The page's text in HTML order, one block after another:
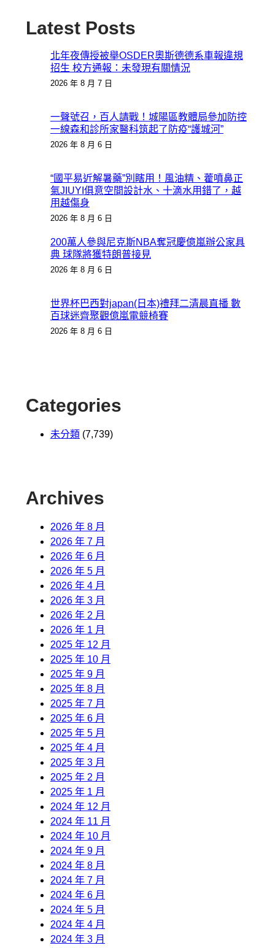
Latest Posts
北年夜傳授被舉OSDER奧斯德德系車報違規
招生 校方通報：未發現有關情況
2026 年 8 月 7 日
一聲號召，百人請戰！城陽區教體局參加防控
一線森和診所家醫科筑起了防疫“護城河”
2026 年 8 月 6 日
“國平易近解暑藥”別瞎用！風油精、藿噴鼻正
氣JIUYI俱意空間設計水、十滴水用錯了，越
用越傷身
2026 年 8 月 6 日
200萬人參與尼克斯NBA奪冠慶億嵐辦公家具
典 球隊將獲特朗普接見
2026 年 8 月 6 日
世界杯巴西對japan(日本)禮拜二清晨直播 數
百球迷齊聚觀億嵐電競椅賽
2026 年 8 月 6 日
Categories
未分類 (7,739)
Archives
2026 年 8 月
2026 年 7 月
2026 年 6 月
2026 年 5 月
2026 年 4 月
2026 年 3 月
2026 年 2 月
2026 年 1 月
2025 年 12 月
2025 年 10 月
2025 年 9 月
2025 年 8 月
2025 年 7 月
2025 年 6 月
2025 年 5 月
2025 年 4 月
2025 年 3 月
2025 年 2 月
2025 年 1 月
2024 年 12 月
2024 年 11 月
2024 年 10 月
2024 年 9 月
2024 年 8 月
2024 年 7 月
2024 年 6 月
2024 年 5 月
2024 年 4 月
2024 年 3 月